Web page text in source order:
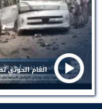
الغام الحوثي